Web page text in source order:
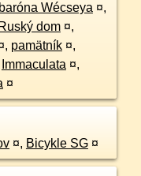
Wécseya ¤,
Ruský dom ¤,
, pamätník ¤,
Immaculata ¤,
¤
¤, Bicykle SG ¤